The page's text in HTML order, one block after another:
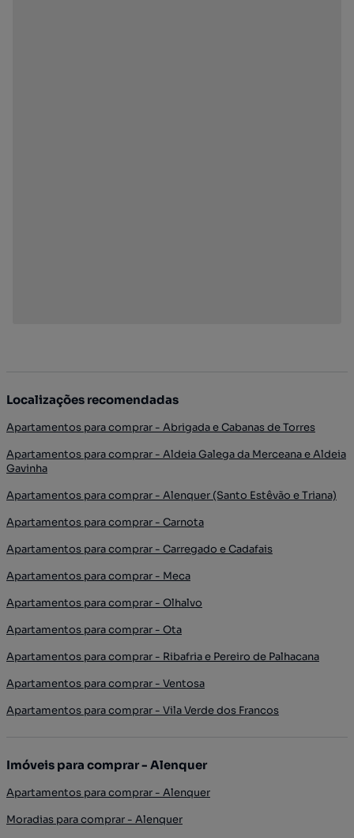
Localizações recomendadas
Apartamentos para comprar - Abrigada e Cabanas de Torres
Apartamentos para comprar - Aldeia Galega da Merceana e Aldeia
Gavinha
Apartamentos para comprar - Alenquer (Santo Estêvão e Triana)
Apartamentos para comprar - Carnota
Apartamentos para comprar - Carregado e Cadafais
Apartamentos para comprar - Meca
Apartamentos para comprar - Olhalvo
Apartamentos para comprar - Ota
Apartamentos para comprar - Ribafria e Pereiro de Palhacana
Apartamentos para comprar - Ventosa
Apartamentos para comprar - Vila Verde dos Francos
Imóveis para comprar - Alenquer
Apartamentos para comprar - Alenquer
Moradias para comprar - Alenquer